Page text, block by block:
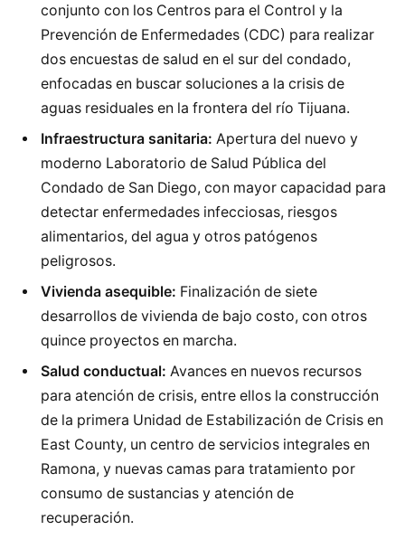
conjunto con los Centros para el Control y la
Prevención de Enfermedades (CDC) para realizar
dos encuestas de salud en el sur del condado,
enfocadas en buscar soluciones a la crisis de
aguas residuales en la frontera del río Tijuana.
Infraestructura sanitaria: Apertura del nuevo y
moderno Laboratorio de Salud Pública del
Condado de San Diego, con mayor capacidad para
detectar enfermedades infecciosas, riesgos
alimentarios, del agua y otros patógenos
peligrosos.
Vivienda asequible: Finalización de siete
desarrollos de vivienda de bajo costo, con otros
quince proyectos en marcha.
Salud conductual: Avances en nuevos recursos
para atención de crisis, entre ellos la construcción
de la primera Unidad de Estabilización de Crisis en
East County, un centro de servicios integrales en
Ramona, y nuevas camas para tratamiento por
consumo de sustancias y atención de
recuperación.